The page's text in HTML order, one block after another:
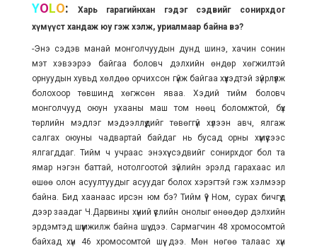
YOLO:
Харь гарагийнхан гэдэг сэдвийг сонирхдог
хүмүүст хандаж юу гэж хэлж, уриалмаар байна вэ?
-Энэ сэдэв манай монголчуудын дунд шинэ, хачин сонин
мэт хэвээрээ байгаа боловч дэлхийн өндөр хөгжилтэй
орнуудын хувьд хөлдөө орчихсон гүйж байгаа хүүхэдтэй зүйрлүүлж
болохоор төвшинд хөгжсөн яваа. Хэдий тийм боловч
монголчууд оюун ухааны маш том нөөц боломжтой, бүх
төрлийн мэдлэг мэдээллүүдийг төвөггүй хүлээн авч, ялгаж
салгах оюуны чадвартай байдаг нь бусад орны хүмүүсээс
ялгагддаг. Тийм ч учраас энэхүү сэдвийг сонирхдог бол та
ямар нэгэн баттай, нотолгоотой зүйлийн эрэлд гарахаас илүү
өшөө олон асуултуудыг асуудаг болох хэрэгтэй гэж хэлмээр
байна. Бид хаанаас ирсэн юм бэ? Тийм үү? Ном, сурах бичгүүд
дээр заадаг Ч.Дарвины хүний үүслийн онолыг өнөөдөр дэлхийн
эрдэмтэд шүүмжилж байна шүү дээ. Сармагчин 48 хромосомтой
байхад хүн 46 хромосомтой шүү дээ. Мөн нөгөө талаас хүн